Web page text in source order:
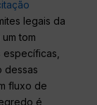
legais da
tom
específicas,
dessas
fluxo de
é